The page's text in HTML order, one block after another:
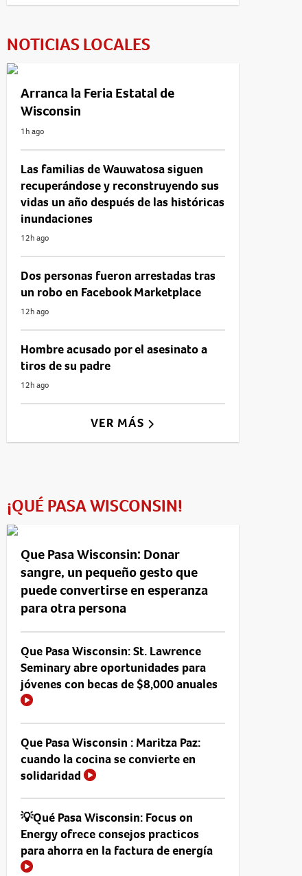
NOTICIAS LOCALES
Arranca la Feria Estatal de
Wisconsin
1h ago
Las familias de Wauwatosa siguen
recuperándose y reconstruyendo sus
vidas un año después de las históricas
inundaciones
12h ago
Dos personas fueron arrestadas tras
un robo en Facebook Marketplace
12h ago
Hombre acusado por el asesinato a
tiros de su padre
12h ago
VER MÁS
¡QUÉ PASA WISCONSIN!
Que Pasa Wisconsin: Donar
sangre, un pequeño gesto que
puede convertirse en esperanza
para otra persona
Que Pasa Wisconsin: St. Lawrence
Seminary abre oportunidades para
jóvenes con becas de $8,000 anuales
Que Pasa Wisconsin : Maritza Paz:
cuando la cocina se convierte en
solidaridad
💡Qué Pasa Wisconsin: Focus on
Energy ofrece consejos practicos
para ahorra en la factura de energía